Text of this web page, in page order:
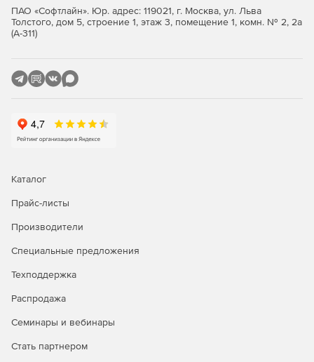
ПАО «Софтлайн». Юр. адрес: 119021, г. Москва, ул. Льва
Толстого, дом 5, строение 1, этаж 3, помещение 1, комн. № 2, 2а
(А-311)
Каталог
Прайс-листы
Производители
Специальные предложения
Техподдержка
Распродажа
Семинары и вебинары
Стать партнером